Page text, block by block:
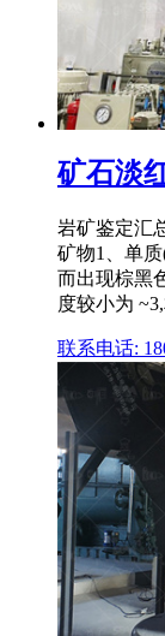
矿石淡
岩矿鉴定汇
矿物1、单
而出现棕黑
度较小为
联系电话: